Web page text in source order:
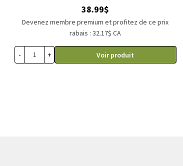
38.99$
Devenez membre premium et profitez de ce prix
rabais : 32.17$ CA
- + Voir produit